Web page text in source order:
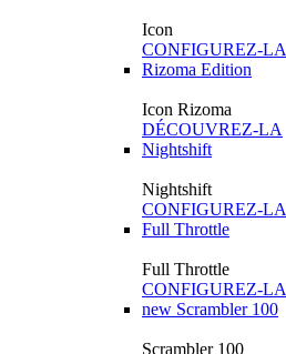
Icon
CONFIGUREZ-LA
Rizoma Edition
Icon Rizoma
DÉCOUVREZ-LA
Nightshift
Nightshift
CONFIGUREZ-LA
Full Throttle
Full Throttle
CONFIGUREZ-LA
new Scrambler 100
Scrambler 100